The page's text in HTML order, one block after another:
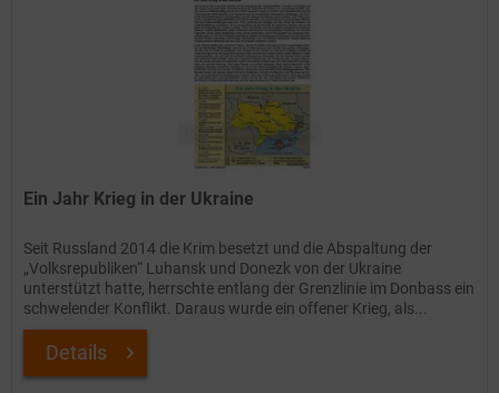
Ein Jahr Krieg in der Ukraine
Seit Russland 2014 die Krim besetzt und die Abspaltung der
„Volksrepubliken“ Luhansk und Donezk von der Ukraine
unterstützt hatte, herrschte entlang der Grenzlinie im Donbass ein
schwelender Konflikt. Daraus wurde ein offener Krieg, als...
Details